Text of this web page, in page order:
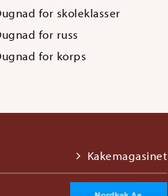
for skoleklasser
for russ
for korps
Kakemagasinet